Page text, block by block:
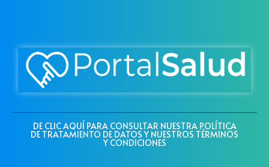
DE CLIC AQUÍ PARA CONSULTAR NUESTRA POLÍTICA
DE TRATAMIENTO DE DATOS Y NUESTROS TÉRMINOS
Y CONDICIONES